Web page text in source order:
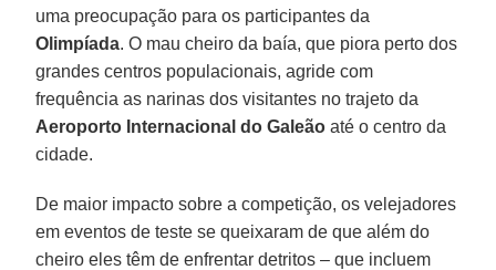
uma preocupação para os participantes da
Olimpíada. O mau cheiro da baía, que piora perto dos
grandes centros populacionais, agride com
frequência as narinas dos visitantes no trajeto da
Aeroporto Internacional do Galeão até o centro da
cidade.
De maior impacto sobre a competição, os velejadores
em eventos de teste se queixaram de que além do
cheiro eles têm de enfrentar detritos – que incluem